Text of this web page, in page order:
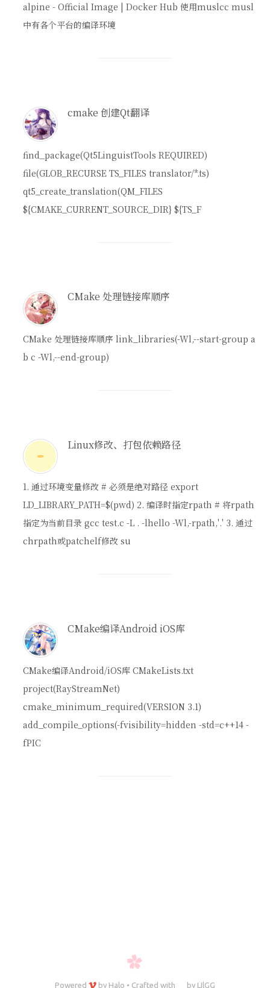
alpine - Official Image | Docker Hub 使用muslcc musl
中有各个平台的编译环境
cmake 创建Qt翻译
find_package(Qt5LinguistTools REQUIRED)
file(GLOB_RECURSE TS_FILES translator/*.ts)
qt5_create_translation(QM_FILES
${CMAKE_CURRENT_SOURCE_DIR} ${TS_F
CMake 处理链接库顺序
CMake 处理链接库顺序 link_libraries(-Wl,--start-group a
b c -Wl,--end-group)
Linux修改、打包依赖路径
1. 通过环境变量修改 # 必须是绝对路径 export
LD_LIBRARY_PATH=$(pwd) 2. 编译时指定rpath # 将rpath
指定为当前目录 gcc test.c -L . -lhello -Wl,-rpath,'.' 3. 通过
chrpath或patchelf修改 su
CMake编译Android iOS库
CMake编译Android/iOS库 CMakeLists.txt
project(RayStreamNet)
cmake_minimum_required(VERSION 3.1)
add_compile_options(-fvisibility=hidden -std=c++14 -
fPIC
Powered by Halo • Crafted with by LIlGG